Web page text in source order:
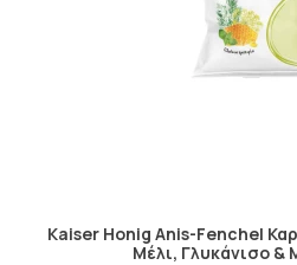
Kaiser Honig Anis-Fenchel
Μέλι, Γλυκάνισο